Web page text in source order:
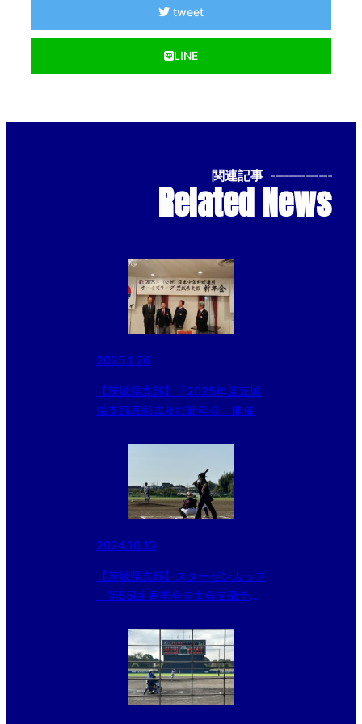
tweet
LINE
関連記事 --------------
Related News
2025.1.26
【茨城県支部】「2025年度茨城
県支部表彰式及び新年会」開催
2024.10.13
【茨城県支部】スターゼンカップ
「第55回 春季全国大会支部予